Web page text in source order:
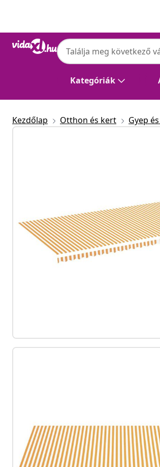
Kategóriák
Kezdőlap Otthon és kert Gyep